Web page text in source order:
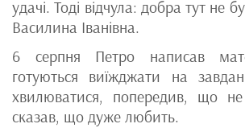
удачі. Тоді відчула: добра тут не
Василина Іванівна.
6 серпня Петро написав
готуються виїжджати на
хвилюватися, попередив, що не
сказав, що дуже любить.